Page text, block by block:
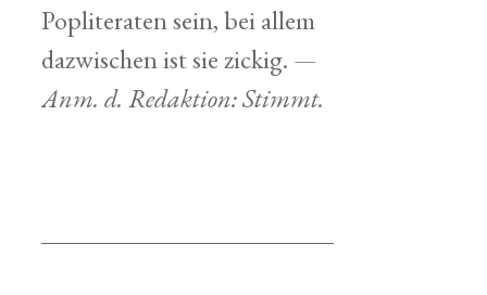
Popliteraten sein, bei allem
dazwischen ist sie zickig. —
Anm. d. Redaktion: Stimmt.